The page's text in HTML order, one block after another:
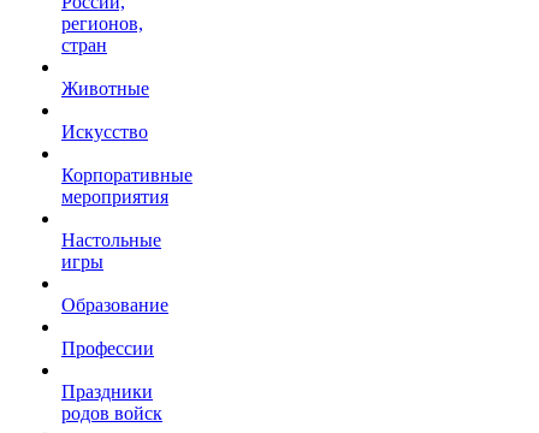
регионов,
стран
Животные
Искусство
Корпоративные
мероприятия
Настольные
игры
Образование
Профессии
Праздники
родов войск